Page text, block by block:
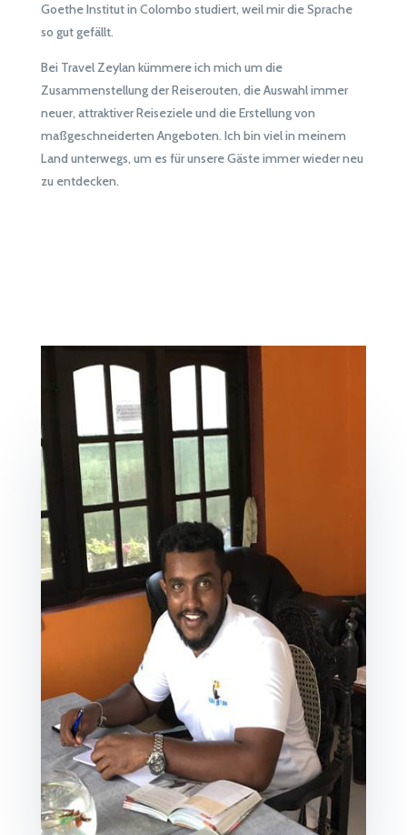
Goethe Institut in Colombo studiert, weil mir die Sprache
so gut gefällt.
Bei Travel Zeylan kümmere ich mich um die
Zusammenstellung der Reiserouten, die Auswahl immer
neuer, attraktiver Reiseziele und die Erstellung von
maßgeschneiderten Angeboten. Ich bin viel in meinem
Land unterwegs, um es für unsere Gäste immer wieder neu
zu entdecken.